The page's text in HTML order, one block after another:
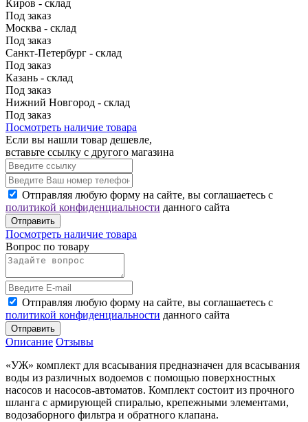
Киров - склад
Под заказ
Москва - склад
Под заказ
Санкт-Петербург - склад
Под заказ
Казань - склад
Под заказ
Нижний Новгород - склад
Под заказ
Посмотреть наличие товара
Если вы нашли товар дешевле,
вставьте ссылку с другого магазина
Отправляя любую форму на сайте, вы соглашаетесь с
политикой конфиденциальности данного сайта
Отправить
Посмотреть наличие товара
Вопрос по товару
Отправляя любую форму на сайте, вы соглашаетесь с
политикой конфиденциальности данного сайта
Отправить
Описание Отзывы
«УЖ» комплект для всасывания предназначен для всасывания
воды из различных водоемов с помощью поверхностных
насосов и насосов-автоматов. Комплект состоит из прочного
шланга с армирующей спиралью, крепежными элементами,
водозаборного фильтра и обратного клапана.